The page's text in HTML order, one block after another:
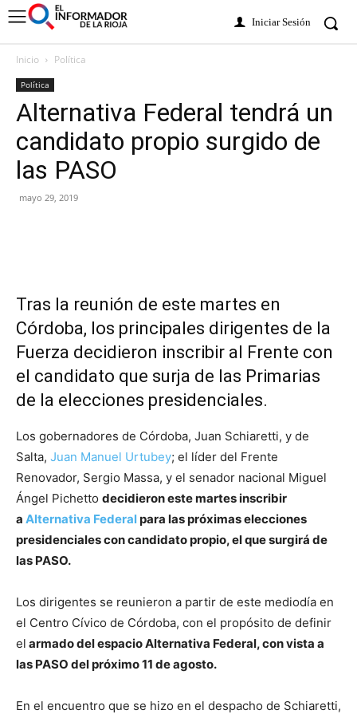
Iniciar Sesión
Inicio Política
Política
Alternativa Federal tendrá un
candidato propio surgido de
las PASO
mayo 29, 2019
Tras la reunión de este martes en
Córdoba, los principales dirigentes de la
Fuerza decidieron inscribir al Frente con
el candidato que surja de las Primarias
de la elecciones presidenciales.
Los gobernadores de Córdoba, Juan Schiaretti, y de
Salta, Juan Manuel Urtubey; el líder del Frente
Renovador, Sergio Massa, y el senador nacional Miguel
Ángel Pichetto decidieron este martes inscribir
a Alternativa Federalpara las próximas elecciones
presidenciales con candidato propio, el que surgirá de
las PASO.
Los dirigentes se reunieron a partir de este mediodía en
el Centro Cívico de Córdoba, con el propósito de definir
el armado del espacio Alternativa Federal, con vista a
las PASO del próximo 11 de agosto.
En el encuentro que se hizo en el despacho de Schiaretti,